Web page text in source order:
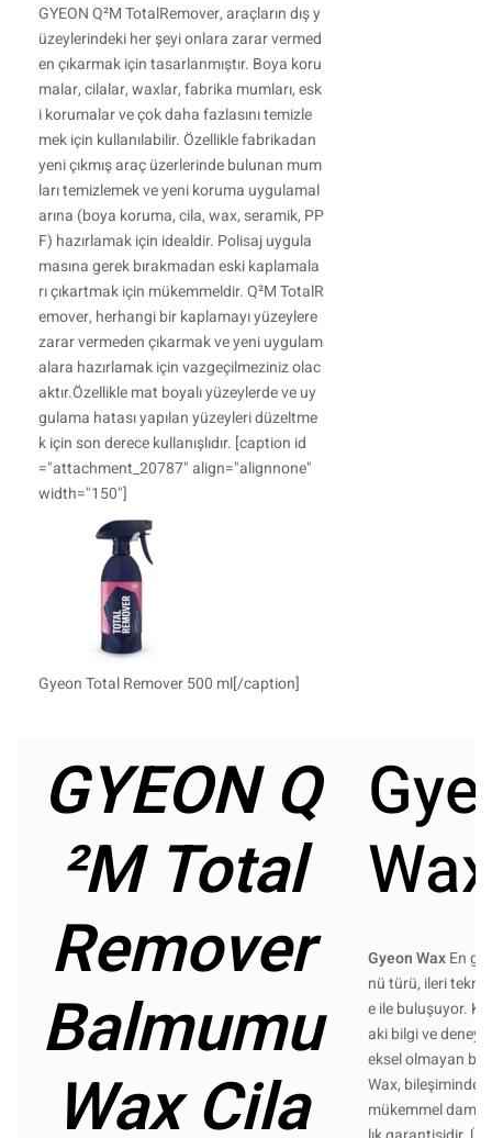
GYEON Q²M TotalRemover, araçların dış y
üzeylerindeki her şeyi onlara zarar vermed
en çıkarmak için tasarlanmıştır. Boya koru
malar, cilalar, waxlar, fabrika mumları, esk
i korumalar ve çok daha fazlasını temizle
mek için kullanılabilir. Özellikle fabrikadan
yeni çıkmış araç üzerlerinde bulunan mum
ları temizlemek ve yeni koruma uygulamal
arına (boya koruma, cila, wax, seramik, PP
F) hazırlamak için idealdir. Polisaj uygula
masına gerek bırakmadan eski kaplamala
rı çıkartmak için mükemmeldir. Q²M TotalR
emover, herhangi bir kaplamayı yüzeylere
zarar vermeden çıkarmak ve yeni uygulam
alara hazırlamak için vazgeçilmeziniz olac
aktır.Özellikle mat boyalı yüzeylerde ve uy
gulama hatası yapılan yüzeyleri düzeltme
k için son derece kullanışlıdır. [caption id
="attachment_20787" align="alignnone"
width="150"]
Gyeon Total Remover 500 ml[/caption]
GYEON Q
²M Total
Remover
Balmumu
Wax Cila
Gyeon WaxEn
nü türü, ileri
e ile buluşuyor.
aki bilgi ve
eksel olmayan bir
Wax, bileşiminde
mükemmel